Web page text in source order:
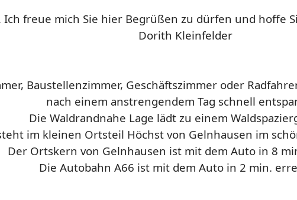
freue mich Sie hier Begrüßen zu dürfen und hoffe
Dorith Kleinfelder
Baustellenzimmer, Geschäftszimmer oder
nach einem anstrengendem Tag schnell
Die Waldrandnahe Lage lädt zu einem
im kleinen Ortsteil Höchst von Gelnhausen im
Der Ortskern von Gelnhausen ist mit dem Auto in 8
Die Autobahn A66 ist mit dem Auto in 2 min.